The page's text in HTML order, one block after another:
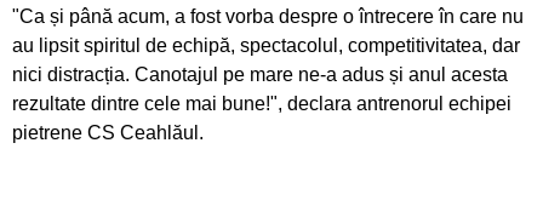
Medalii pentru CS Ceahlăul la Campionatele
Mondiale de telegrafie viteză
Georgiana Blanariu, medalie de aur la
"Ca și până acum, a fost vorba despre o întrecere în care nu
au lipsit spiritul de echipă, spectacolul, competitivitatea, dar
nici distracția. Canotajul pe mare ne-a adus și anul acesta
rezultate dintre cele mai bune!", declara antrenorul echipei
pietrene CS Ceahlăul.